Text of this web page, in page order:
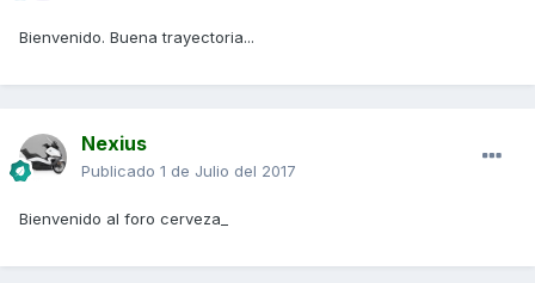
Bienvenido. Buena trayectoria...
Nexius
Publicado 1 de Julio del 2017
Bienvenido al foro cerveza_